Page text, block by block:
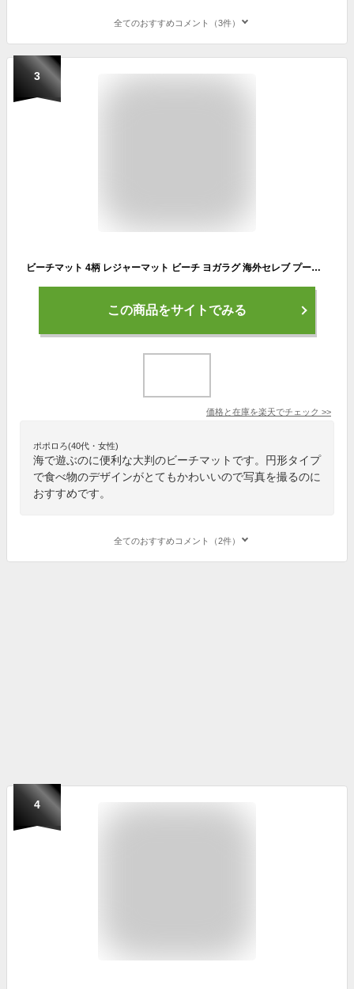
全てのおすすめコメント（3件）
3
ビーチマット 4柄 レジャーマット ビーチ ヨガラグ 海外セレブ プール ラウンドビーチマット ラウンドビーチタオル レジャーマット 円形 丸 ビーチ マット 大判 水着 インテリア 便利グッズ 旅行グッチリゾート 海 旅行グッズ 軽い
この商品をサイトでみる
価格と在庫を楽天でチェック >>
ポポロろ(40代・女性)
海で遊ぶのに便利な大判のビーチマットです。円形タイプ
で食べ物のデザインがとてもかわいいので写真を撮るのに
おすすめです。
全てのおすすめコメント（2件）
4